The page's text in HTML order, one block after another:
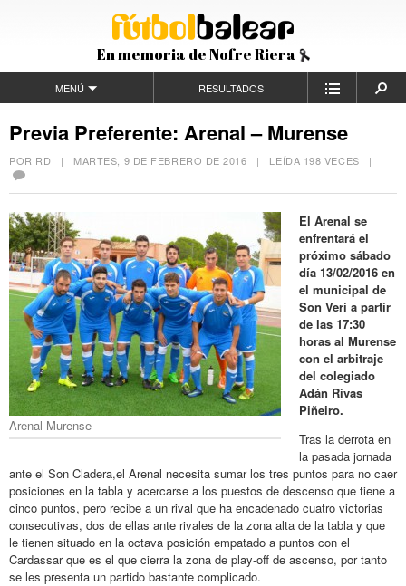
En memoria de Nofre Riera
MENÚ RESULTADOS
Previa Preferente: Arenal – Murense
POR RD | MARTES, 9 DE FEBRERO DE 2016 | LEÍDA 198 VECES |
Arenal-Murense
El Arenal se
enfrentará el
próximo sábado
día 13/02/2016 en
el municipal de
Son Verí a partir
de las 17:30
horas al Murense
con el arbitraje
del colegiado
Adán Rivas
Piñeiro.
Tras la derrota en
la pasada jornada
ante el Son Cladera,el Arenal necesita sumar los tres puntos para no caer
posiciones en la tabla y acercarse a los puestos de descenso que tiene a
cinco puntos, pero recibe a un rival que ha encadenado cuatro victorias
consecutivas, dos de ellas ante rivales de la zona alta de la tabla y que
le tienen situado en la octava posición empatado a puntos con el
Cardassar que es el que cierra la zona de play-off de ascenso, por tanto
se les presenta un partido bastante complicado.